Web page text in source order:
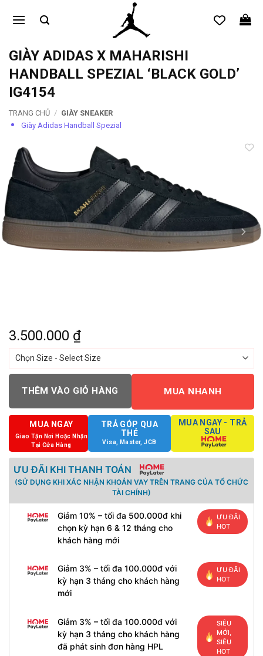
qua
dungGIÀY ADIDAS X MAHARISHI
HANDBALL SPEZIAL ‘BLACK GOLD’
IG4154
TRANG CHỦ / GIÀY SNEAKER
Giày Adidas Handball Spezial
3.500.000 ₫
THÊM VÀO GIỎ HÀNG MUA NHANH
MUA NGAY
Giao Tận Nơi Hoặc Nhận
Tại Cửa Hàng
TRẢ GÓP QUA
THẺ
Visa, Master, JCB
MUA NGAY - TRẢ
SAU
ƯU ĐÃI KHI THANH TOÁN
(SỬ DỤNG KHI XÁC NHẬN KHOẢN VAY TRÊN TRANG CỦA TỔ CHỨC
TÀI CHÍNH)
Giảm 10% – tối đa 500.000đ khi
chọn kỳ hạn 6 & 12 tháng cho
khách hàng mới
ƯU ĐÃI
HOT
Giảm 3% – tối đa 100.000đ với
kỳ hạn 3 tháng cho khách hàng
mới
ƯU ĐÃI
HOT
Giảm 3% – tối đa 100.000đ với
kỳ hạn 3 tháng cho khách hàng
đã phát sinh đơn hàng HPL
SIÊU
MỚI,
SIÊU
HOT